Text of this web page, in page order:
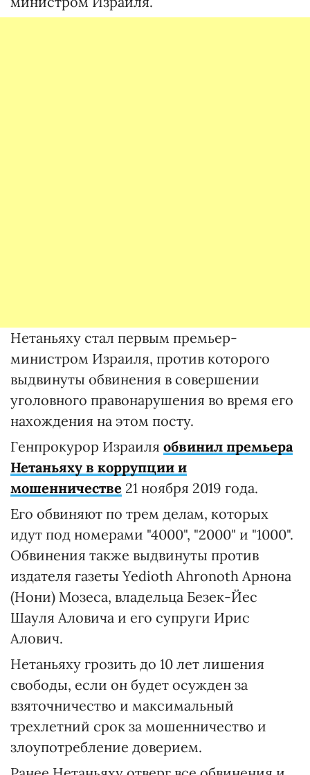
Нетаньяху стал первым премьер-
министром Израиля, против которого
выдвинуты обвинения в совершении
уголовного правонарушения во время его
нахождения на этом посту.
Генпрокурор Израиля обвинил премьера
Нетаньяху в коррупции и
мошенничестве 21 ноября 2019 года.
Его обвиняют по трем делам, которых
идут под номерами "4000", "2000" и "1000".
Обвинения также выдвинуты против
издателя газеты Yedioth Ahronoth Арнона
(Нони) Мозеса, владельца Безек-Йес
Шауля Аловича и его супруги Ирис
Алович.
Нетаньяху грозить до 10 лет лишения
свободы, если он будет осужден за
взяточничество и максимальный
трехлетний срок за мошенничество и
злоупотребление доверием.